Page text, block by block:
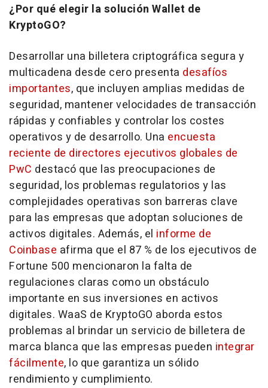
¿Por qué elegir la solución Wallet de
KryptoGO?
Desarrollar una billetera criptográfica segura y
multicadena desde cero presenta desafíos
importantes, que incluyen amplias medidas de
seguridad, mantener velocidades de transacción
rápidas y confiables y controlar los costes
operativos y de desarrollo. Una encuesta
reciente de directores ejecutivos globales de
PwC destacó que las preocupaciones de
seguridad, los problemas regulatorios y las
complejidades operativas son barreras clave
para las empresas que adoptan soluciones de
activos digitales. Además, el informe de
Coinbase afirma que el 87 % de los ejecutivos de
Fortune 500 mencionaron la falta de
regulaciones claras como un obstáculo
importante en sus inversiones en activos
digitales. WaaS de KryptoGO aborda estos
problemas al brindar un servicio de billetera de
marca blanca que las empresas pueden integrar
fácilmente, lo que garantiza un sólido
rendimiento y cumplimiento.